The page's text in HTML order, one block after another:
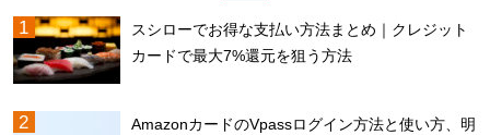
スシローでお得な支払い方法まとめ｜クレジット
カードで最大7%還元を狙う方法
AmazonカードのVpassログイン方法と使い方、明